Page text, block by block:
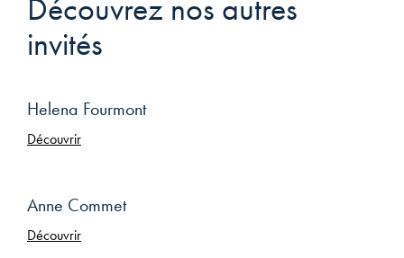
Découvrez nos autres
invités
Helena Fourmont
Découvrir
Anne Commet
Découvrir